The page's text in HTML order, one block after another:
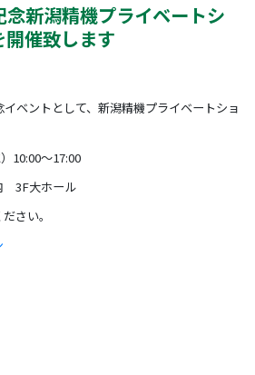
念新潟精機プライベートシ
催致します
ベントとして、新潟精機プライベートショ
10:00～17:00
3F大ホール
さい。